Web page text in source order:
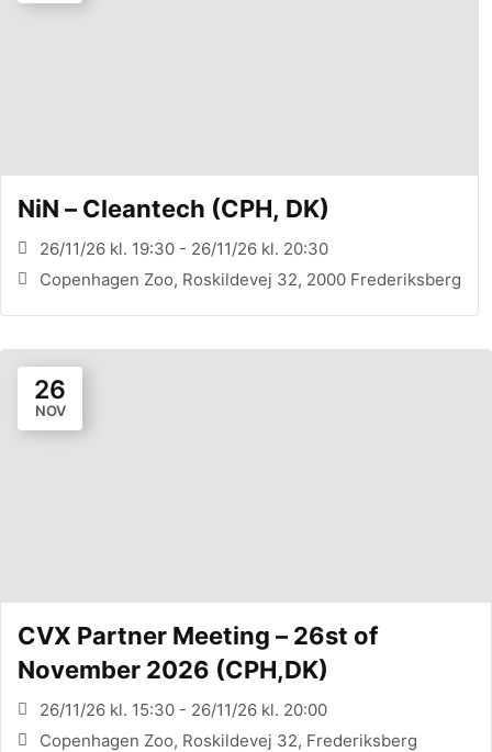
NiN – Cleantech (CPH, DK)
26/11/26 kl. 19:30 - 26/11/26 kl. 20:30
Copenhagen Zoo, Roskildevej 32, 2000 Frederiksberg
26
NOV
CVX Partner Meeting – 26st of
November 2026 (CPH,DK)
26/11/26 kl. 15:30 - 26/11/26 kl. 20:00
Copenhagen Zoo, Roskildevej 32, Frederiksberg